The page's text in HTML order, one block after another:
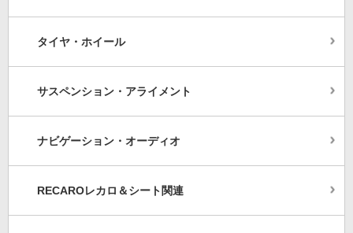
タイヤ・ホイール
サスペンション・アライメント
ナビゲーション・オーディオ
RECAROレカロ＆シート関連